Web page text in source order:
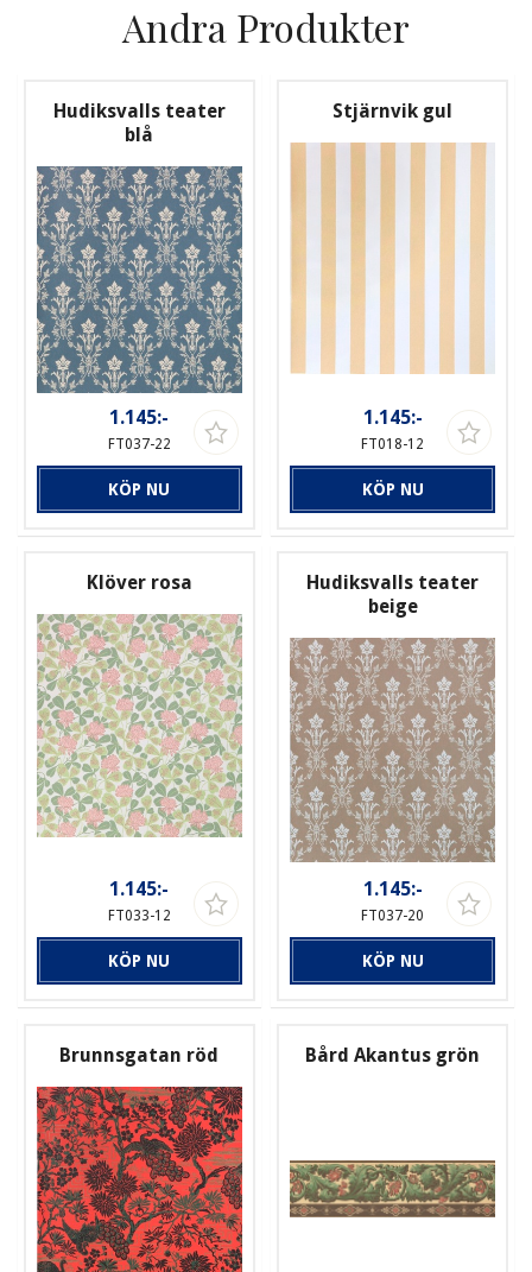
Andra Produkter
Hudiksvalls teater
blå
1.145:-
FT037-22
KÖP NU
Stjärnvik gul
1.145:-
FT018-12
KÖP NU
Klöver rosa
1.145:-
FT033-12
KÖP NU
Hudiksvalls teater
beige
1.145:-
FT037-20
KÖP NU
Brunnsgatan röd Bård Akantus grön